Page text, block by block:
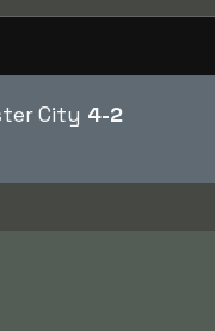
City 4-2